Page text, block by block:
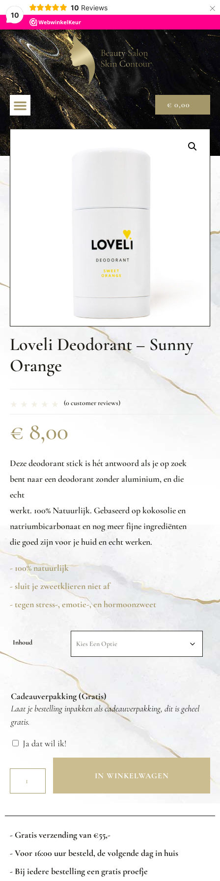
10
10 Reviews ×
€ 0,00
Loveli Deodorant – Sunny
Orange
(0customer reviews)
€ 8,00
Deze deodorant stick is hét antwoord als je op zoek
bent naar een deodorant zonder aluminium, en die
echt
werkt. 100% Natuurlijk. Gebaseerd op kokosolie en
natriumbicarbonaat en nog meer fijne ingrediënten
die goed zijn voor je huid en echt werken.
- 100% natuurlijk
- sluit je zweetklieren niet af
- tegen stress-, emotie-, en hormoonzweet
Inhoud
Cadeauverpakking (Gratis)
Laat je bestelling inpakken als cadeauverpakking, dit is geheel
gratis.
Ja dat wil ik!
IN WINKELWAGEN
- Gratis verzending van €55,-
- Voor 16:00 uur besteld, de volgende dag in huis
- Bij iedere bestelling een gratis proefje